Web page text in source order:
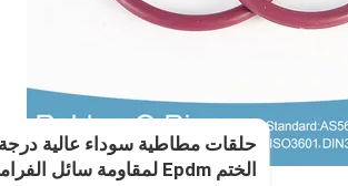
حلقات مطاطية سوداء عالية
الختم Epdm لمقاومة سائل الفرامل للسيارات